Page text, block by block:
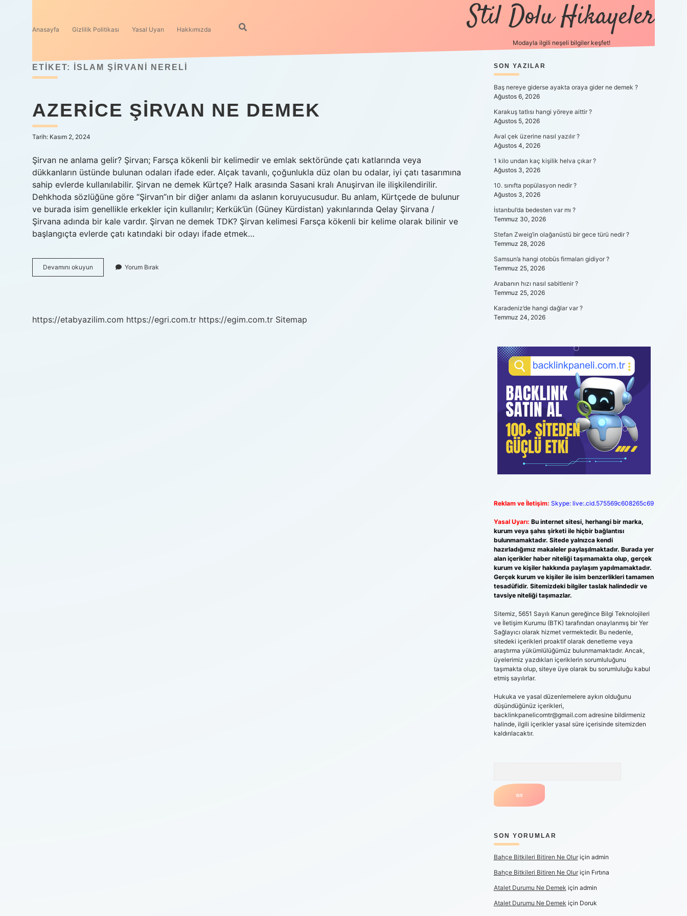
Anasayfa Gizlilik Politikası Yasal Uyarı Hakkımızda Stil Dolu Hikayeler
Modayla ilgili neşeli bilgiler keşfet!
ETIKET: İSLAM ŞIRVANI NERELI
AZERICE ŞIRVAN NE DEMEK
Tarih: Kasım 2, 2024
Şirvan ne anlama gelir? Şirvan; Farsça kökenli bir kelimedir ve emlak sektöründe çatı katlarında veya
dükkanların üstünde bulunan odaları ifade eder. Alçak tavanlı, çoğunlukla düz olan bu odalar, iyi çatı tasarımına
sahip evlerde kullanılabilir. Şirvan ne demek Kürtçe? Halk arasında Sasani kralı Anuşirvan ile ilişkilendirilir.
Dehkhoda sözlüğüne göre “Şirvan”ın bir diğer anlamı da aslanın koruyucusudur. Bu anlam, Kürtçede de bulunur
ve burada isim genellikle erkekler için kullanılır; Kerkük’ün (Güney Kürdistan) yakınlarında Qelay Şirvana /
Şirvana adında bir kale vardır. Şirvan ne demek TDK? Şirvan kelimesi Farsça kökenli bir kelime olarak bilinir ve
başlangıçta evlerde çatı katındaki bir odayı ifade etmek…
Devamını okuyun
Şirvan
Yorum Bırak
https://etabyazilim.com https://egri.com.tr https://egim.com.tr Sitemap
SIDEBAR
SON YAZILAR
Baş nereye giderse ayakta oraya gider ne demek ?
Ağustos 6, 2026
Karakuş tatlısı hangi yöreye aittir ?
Ağustos 5, 2026
Aval çek üzerine nasıl yazılır ?
Ağustos 4, 2026
1 kilo undan kaç kişilik helva çıkar ?
Ağustos 3, 2026
10. sınıfta popülasyon nedir ?
Ağustos 3, 2026
İstanbul’da bedesten var mı ?
Temmuz 30, 2026
Stefan Zweig’in olağanüstü bir gece türü nedir ?
Temmuz 28, 2026
Samsun’a hangi otobüs firmaları gidiyor ?
Temmuz 25, 2026
Arabanın hızı nasıl sabitlenir ?
Temmuz 25, 2026
Karadeniz’de hangi dağlar var ?
Temmuz 24, 2026
Reklam ve İletişim: Skype: live:.cid.575569c608265c69
Yasal Uyarı: Bu internet sitesi, herhangi bir marka,
kurum veya şahıs şirketi ile hiçbir bağlantısı
bulunmamaktadır. Sitede yalnızca kendi
hazırladığımız makaleler paylaşılmaktadır. Burada yer
alan içerikler haber niteliği taşımamakta olup, gerçek
kurum ve kişiler hakkında paylaşım yapılmamaktadır.
Gerçek kurum ve kişiler ile isim benzerlikleri tamamen
tesadüfidir. Sitemizdeki bilgiler taslak halindedir ve
tavsiye niteliği taşımazlar.
Sitemiz, 5651 Sayılı Kanun gereğince Bilgi Teknolojileri
ve İletişim Kurumu (BTK) tarafından onaylanmış bir Yer
Sağlayıcı olarak hizmet vermektedir. Bu nedenle,
sitedeki içerikleri proaktif olarak denetleme veya
araştırma yükümlülüğümüz bulunmamaktadır. Ancak,
üyelerimiz yazdıkları içeriklerin sorumluluğunu
taşımakta olup, siteye üye olarak bu sorumluluğu kabul
etmiş sayılırlar.
Hukuka ve yasal düzenlemelere aykırı olduğunu
düşündüğünüz içerikleri,
backlinkpanelicomtr@gmail.comadresine bildirmeniz
halinde, ilgili içerikler yasal süre içerisinde sitemizden
kaldırılacaktır.
SON YORUMLAR
Bahçe Bitkileri Bitiren Ne Oluriçin admin
Bahçe Bitkileri Bitiren Ne Oluriçin Fırtına
Atalet Durumu Ne Demek için admin
Atalet Durumu Ne Demek için Doruk